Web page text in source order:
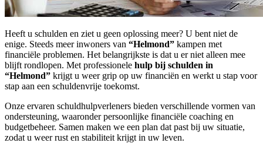
Heeft u schulden en ziet u geen oplossing meer? U bent niet de
enige. Steeds meer inwoners van “Helmond” kampen met
financiële problemen. Het belangrijkste is dat u er niet alleen mee
blijft rondlopen. Met professionele hulp bij schulden in
“Helmond” krijgt u weer grip op uw financiën en werkt u stap voor
stap aan een schuldenvrije toekomst.
Onze ervaren schuldhulpverleners bieden verschillende vormen van
ondersteuning, waaronder persoonlijke financiële coaching en
budgetbeheer. Samen maken we een plan dat past bij uw situatie,
zodat u weer rust en stabiliteit krijgt in uw leven.